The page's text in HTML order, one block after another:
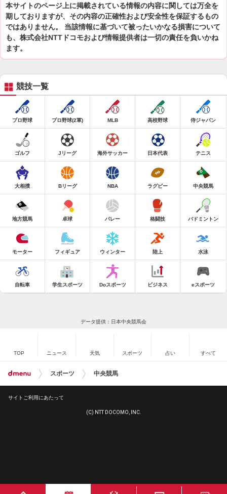
本サイトのページ上に掲載されている情報の内容に関しては万全を
期しておりますが、その内容の正確性および安全性を保証するもの
ではありません。 当該情報に基づいて被ったいかなる損害について
も、株式会社NTTドコモおよび情報提供者は一切の責任を負いかね
ます。
競技一覧
プロ野球 プロ野球(2軍) MLB 高校野球 侍ジャパン
ゴルフ Jリーグ 海外サッカー 日本代表 テニス
大相撲 Bリーグ NBA ラグビー 中央競馬
地方競馬 卓球 バレー 格闘技 バドミントン
モーター フィギュア ウィンター 陸上 水泳
自転車 学生スポーツ Doスポーツ ビジネス eスポーツ
データ提供：日本中央競馬会
TOP ニュース 天気 スポーツ 占い すべて
スポーツ 中央競馬
サイトご利用にあたって
(C) NTT DOCOMO, INC.